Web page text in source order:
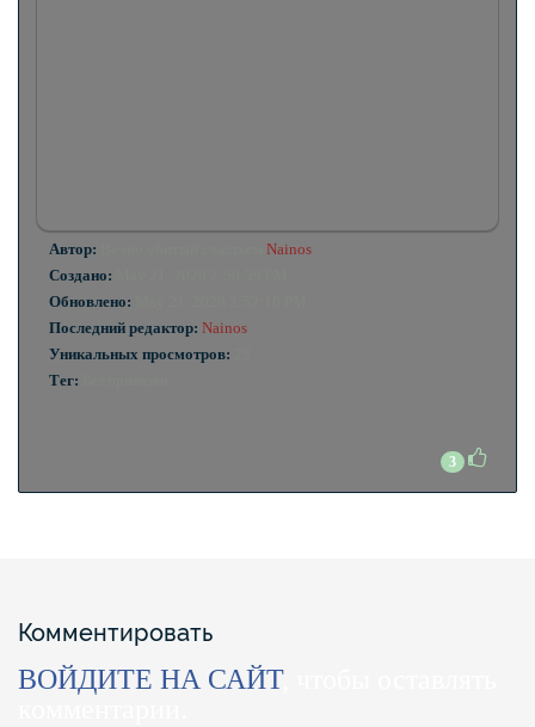
Автор:
Nainos
Создано:
Обновлено:
Последний редактор: Nainos
Уникальных просмотров:
Тег:
3
Комментировать
ВОЙДИТЕ НА САЙТ, чтобы оставлять